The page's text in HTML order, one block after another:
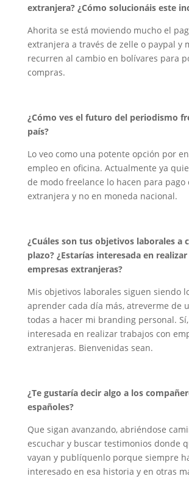
extranjera? ¿Cómo solucionáis este
Ahorita se está moviendo mucho el
extranjera a través de zelle o paypal y
recurren al cambio en bolívares para
compras.
¿Cómo ves el futuro del periodismo
país?
Lo veo como una potente opción por
empleo en oficina. Actualmente ya
de modo freelance lo hacen para pago
extranjera y no en moneda nacional.
¿Cuáles son tus objetivos laborales a
plazo? ¿Estarías interesada en
empresas extranjeras?
Mis objetivos laborales siguen siendo
aprender cada día más, atreverme de
todas a hacer mi branding personal.
interesada en realizar trabajos con
extranjeras. Bienvenidas sean.
¿Te gustaría decir algo a los
españoles?
Que sigan avanzando, abriéndose
escuchar y buscar testimonios donde
vayan y publíquenlo porque siempre
interesado en esa historia y en otras